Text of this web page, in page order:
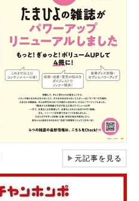
▶元記事を見る